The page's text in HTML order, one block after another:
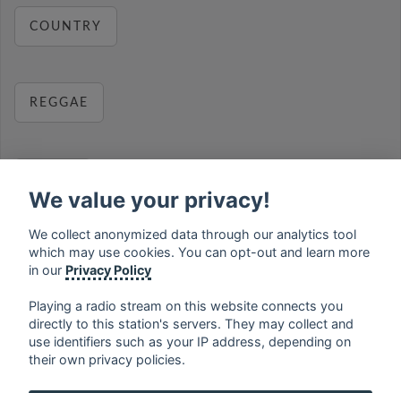
COUNTRY
REGGAE
MUSIC
français ⋅ english ⋅ deutsch
We value your privacy!
We collect anonymized data through our analytics tool
which may use cookies. You can opt-out and learn more
in our Privacy Policy
Playing a radio stream on this website connects you
directly to this station's servers. They may collect and
use identifiers such as your IP address, depending on
their own privacy policies.